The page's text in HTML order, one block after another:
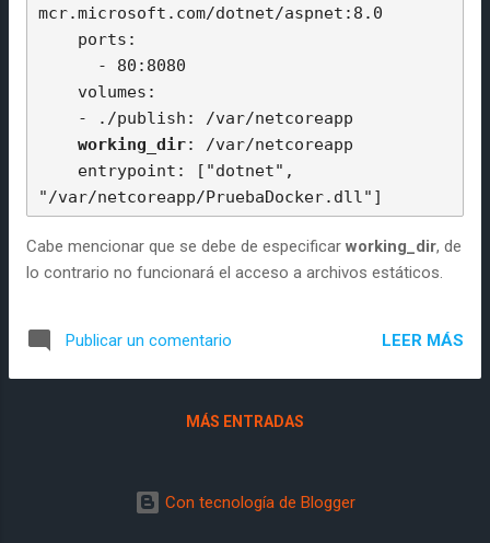
mcr.microsoft.com/dotnet/aspnet:8.0
working_dir: /var/netcoreapp
Cabe mencionar que se debe de especificar working_dir, de
lo contrario no funcionará el acceso a archivos estáticos.
Publicar un comentario LEER MÁS
MÁS ENTRADAS
Con tecnología de Blogger